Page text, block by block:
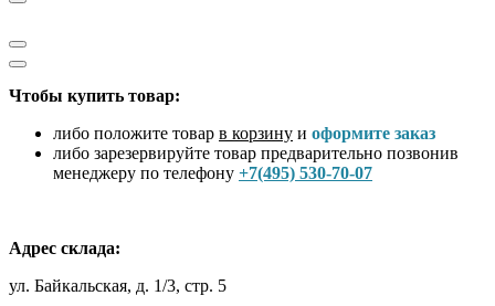
Чтобы купить товар:
либо положите товар в корзину и оформите заказ
либо зарезервируйте товар предварительно позвонив
менеджеру по телефону +7(495) 530-70-07
Адрес склада:
ул. Байкальская, д. 1/3, стр. 5